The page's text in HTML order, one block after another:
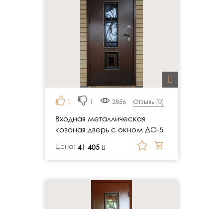
1 1 2856 Отзывы(0)
Входная металлическая
кованая дверь с окном ДО-5
Цена: 41 405
руб.